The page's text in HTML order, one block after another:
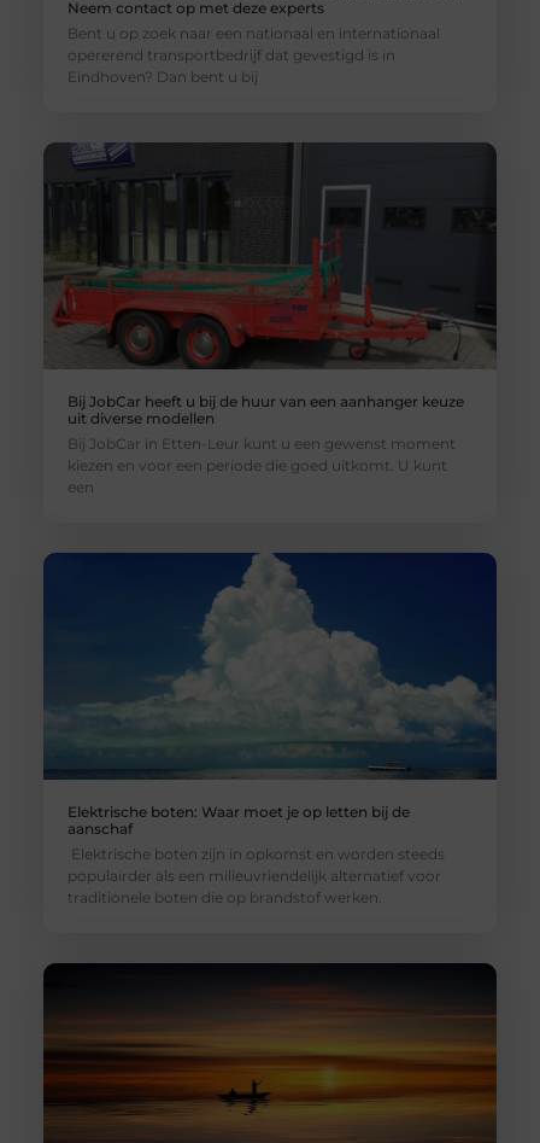
Neem contact op met deze experts
Bent u op zoek naar een nationaal en internationaal
opererend transportbedrijf dat gevestigd is in
Eindhoven? Dan bent u bij
Bij JobCar heeft u bij de huur van een aanhanger keuze
uit diverse modellen
Bij JobCar in Etten-Leur kunt u een gewenst moment
kiezen en voor een periode die goed uitkomt. U kunt
een
Elektrische boten: Waar moet je op letten bij de
aanschaf
Elektrische boten zijn in opkomst en worden steeds
populairder als een milieuvriendelijk alternatief voor
traditionele boten die op brandstof werken.